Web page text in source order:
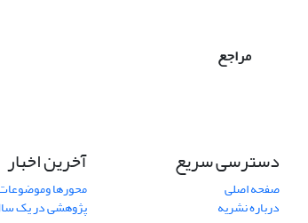
مراجع
دسترسی سریع
صفحه اصلی
درباره نشریه
آخرین اخبار
محورها
پژوهشی در یک